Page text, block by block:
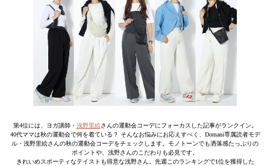
第4位には、ヨガ講師・ 浅野里絵さんの運動会コーデにフォーカスした記事がランクイン。
40代ママは秋の運動会で何を着ている？ そんなお悩みにお応えすべく、Domani専属読者モデ
ル・浅野里絵さんの秋の運動会コーデをチェックします。モノトーンでも洒落感たっぷりの
ポイントや、浅野さんのこだわりも必見です。
きれいめスポーティなテイストも得意な浅野さん。先週このランキングで1位を獲得した